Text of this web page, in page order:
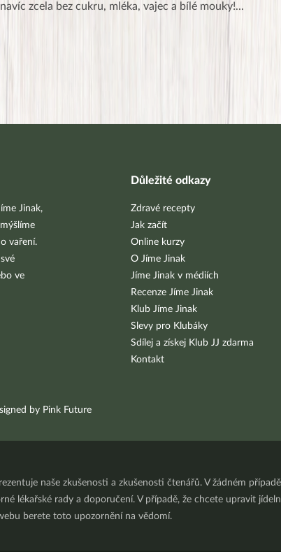
navíc zcela bez cukru, mléka, vajec a bílé mouky!...
Jinak,
vaření.
ve
Důležité odkazy
Zdravé recepty
Jak začít
Online kurzy
O Jíme Jinak
Jíme Jinak v médiích
Recenze Jíme Jinak
Klub Jíme Jinak
Slevy pro Klubáky
Sdílej a získej Klub JJ zdarma
Kontakt
by Pink Future
naše zkušenosti a zkušenosti čtenářů. V žádném
lékařské rady a doporučení. V případě, že chcete upravit
berete toto upozornění na vědomí.